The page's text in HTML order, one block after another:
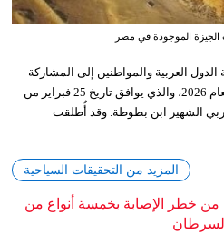
الجيزة الموجودة في مصر
العربية والمواطنين إلى المشاركة
في الاحتفال بيوم السياحة العربي لعام 2026، والذي يوافق تاريخ 25 فبراير من
الشهير ابن بطوطة. وقد أُطلقت
المزيد من التحقيقات السياحية
من خطر الإصابة بخمسة أنواع من
السرطان